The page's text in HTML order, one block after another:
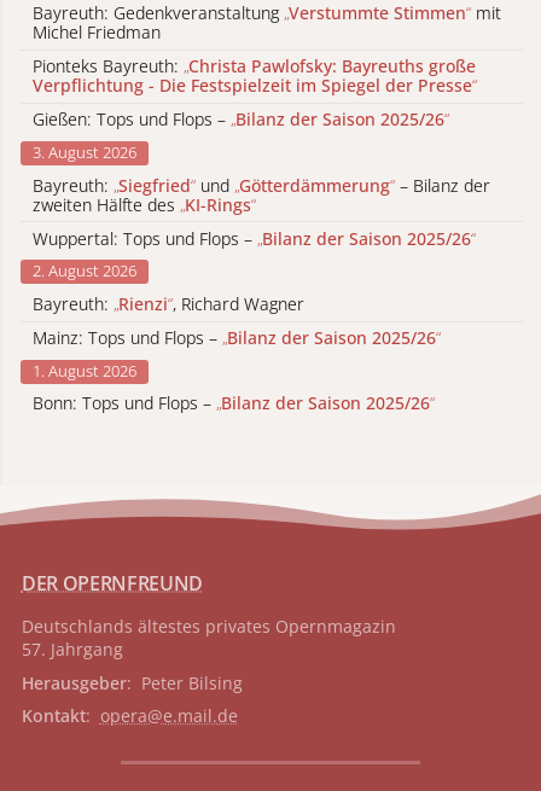
Bayreuth: Gedenkveranstaltung „Verstummte Stimmen“ mit
Michel Friedman
Pionteks Bayreuth: „Christa Pawlofsky: Bayreuths große
Verpflichtung - Die Festspielzeit im Spiegel der Presse“
Gießen: Tops und Flops – „Bilanz der Saison 2025/26“
3. August 2026
Bayreuth: „Siegfried“ und „Götterdämmerung“ – Bilanz der
zweiten Hälfte des „KI-Rings“
Wuppertal: Tops und Flops – „Bilanz der Saison 2025/26“
2. August 2026
Bayreuth: „Rienzi“, Richard Wagner
Mainz: Tops und Flops – „Bilanz der Saison 2025/26“
1. August 2026
Bonn: Tops und Flops – „Bilanz der Saison 2025/26“
DER OPERNFREUND
Deutschlands ältestes privates Opernmagazin
57. Jahrgang
Herausgeber: Peter Bilsing
Kontakt: opera@e.mail.de